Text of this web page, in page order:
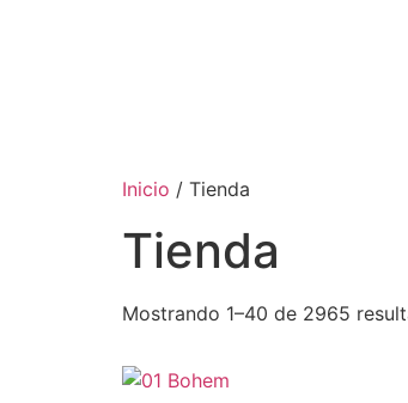
Inicio / Tienda
Tienda
Mostrando 1–40 de 2965